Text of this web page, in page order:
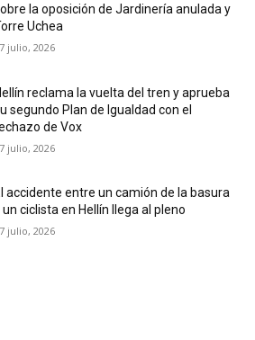
la oposición de Jardinería anulada y
Uchea
julio, 2026
reclama la vuelta del tren y aprueba
segundo Plan de Igualdad con el
de Vox
julio, 2026
accidente entre un camión de la basura
un ciclista en Hellín llega al pleno
julio, 2026